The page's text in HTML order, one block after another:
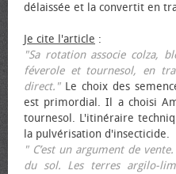
délaissée et la convertit en
Je cite l'article :
"Sa rotation associe colza,
féverole et tournesol, en
direct."Le choix des
est primordial. Il a choisi
tournesol. L'itinéraire
la pulvérisation d'insecticide.
" C’est un argument de
du sol. Les terres argilo-